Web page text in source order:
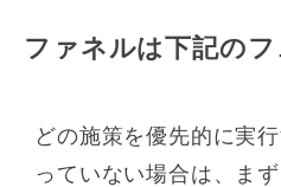
ファネルは下記の
どの施策を優先的に実
っていない場合は、ま